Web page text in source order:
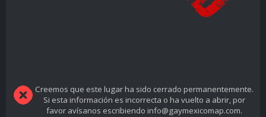
Creemos que este lugar ha sido cerrado permanentemente.
Si esta información es incorrecta o ha vuelto a abrir, por
favor avísanos escribiendo info@gaymexicomap.com.